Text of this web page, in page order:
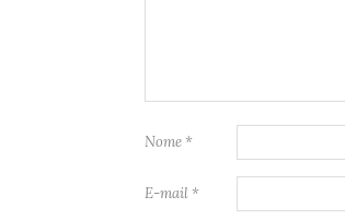
Nome *
E-mail *